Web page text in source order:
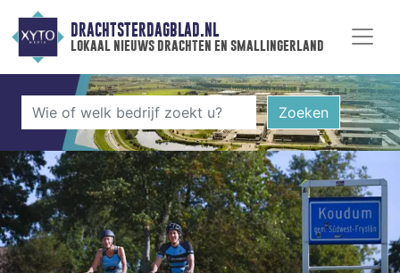
DRACHTSTERDAGBLAD.NL
lokaal nieuws drachten en smallingerland
Zoeken